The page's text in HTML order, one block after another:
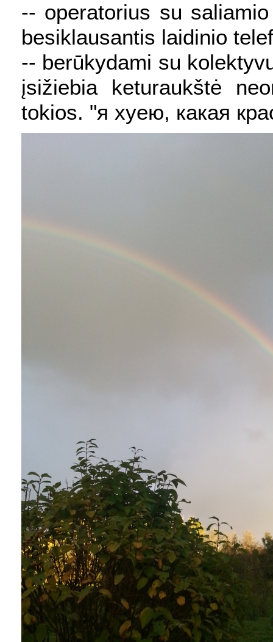
-- operatorius su
besiklausantis laidinio
-- berūkydami su
įsižiebia keturaukštė
tokios. "я хуею, какая